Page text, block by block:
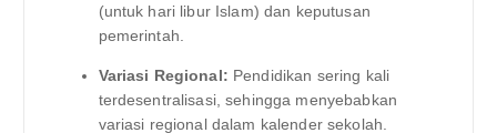
(untuk hari libur Islam) dan keputusan
pemerintah.
Variasi Regional: Pendidikan sering kali
terdesentralisasi, sehingga menyebabkan
variasi regional dalam kalender sekolah.